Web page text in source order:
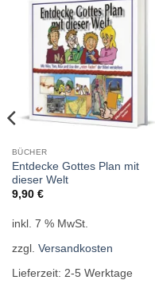
BÜCHER
Entdecke Gottes Plan mit
dieser Welt
9,90 €
inkl. 7 % MwSt.
zzgl. Versandkosten
Lieferzeit: 2-5 Werktage